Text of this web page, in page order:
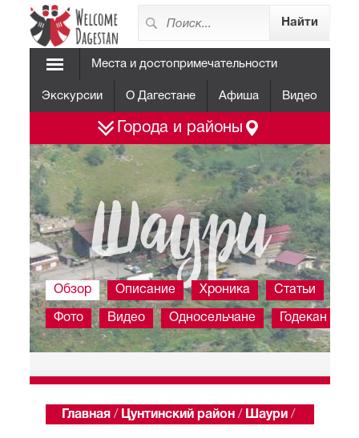
Места и достопримечательности
Экскурсии О Дагестане Афиша Видео
Города и районы
Шаури
Обзор Описание Хроника Статьи
Фото Видео Односельчане Годекан
Главная / Цунтинский район / Шаури /